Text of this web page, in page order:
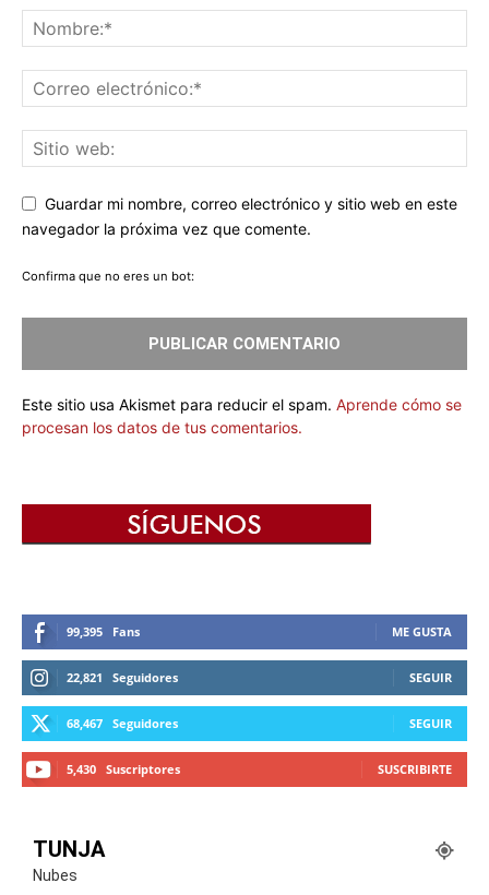
Guardar mi nombre, correo electrónico y sitio web en este
navegador la próxima vez que comente.
Confirma que no eres un bot:
Este sitio usa Akismet para reducir el spam. Aprende cómo se
procesan los datos de tus comentarios.
99,395 Fans ME GUSTA
22,821 Seguidores SEGUIR
68,467 Seguidores SEGUIR
5,430 Suscriptores SUSCRIBIRTE
TUNJA
Nubes